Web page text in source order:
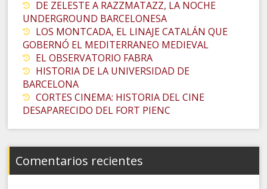
DE ZELESTE A RAZZMATAZZ, LA NOCHE
UNDERGROUND BARCELONESA
LOS MONTCADA, EL LINAJE CATALÁN QUE
GOBERNÓ EL MEDITERRANEO MEDIEVAL
EL OBSERVATORIO FABRA
HISTORIA DE LA UNIVERSIDAD DE
BARCELONA
CORTES CINEMA: HISTORIA DEL CINE
DESAPARECIDO DEL FORT PIENC
Comentarios recientes